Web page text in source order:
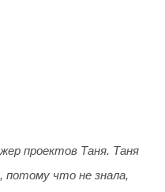
проектов Таня. Таня
потому что не знала,